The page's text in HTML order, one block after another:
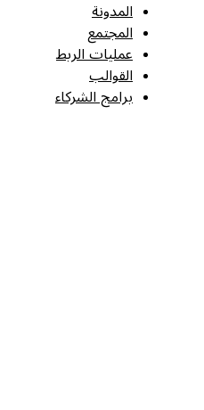
المدونة
المجتمع
عمليات الربط
القوالب
برامج الشركاء